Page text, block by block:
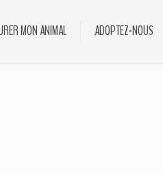
MON ANIMAL ADOPTEZ-NOUS